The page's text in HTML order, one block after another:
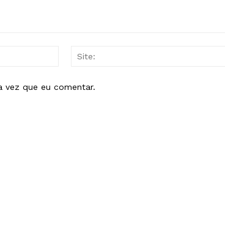
vez que eu comentar.